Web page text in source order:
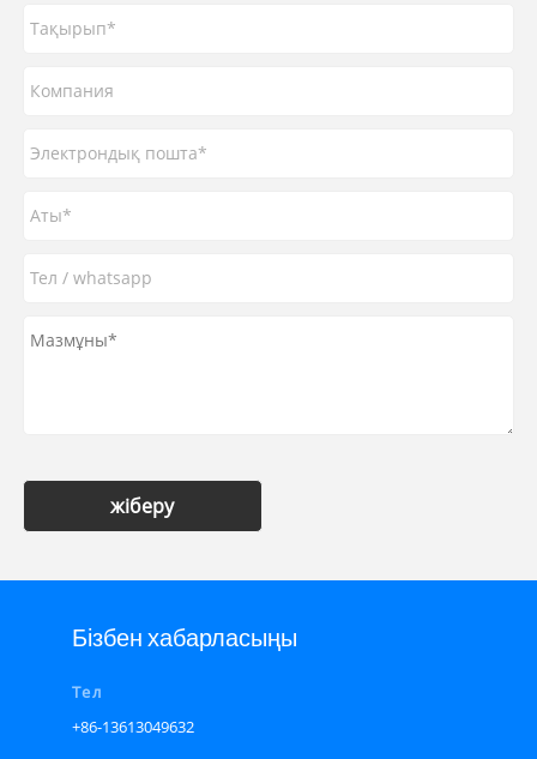
жіберу
Бізбен хабарласыңы
Тел
+86-13613049632